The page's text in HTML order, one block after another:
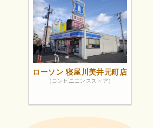
ローソン 寝屋川美井元町店
（コンビニエンスストア）